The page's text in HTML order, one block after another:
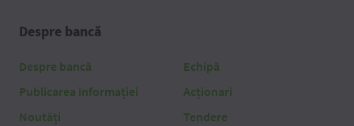
Despre bancă
Despre bancă
Publicarea informației
Noutăți
Echipă
Acționari
Tendere